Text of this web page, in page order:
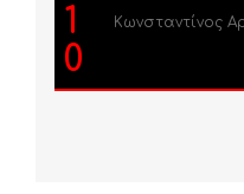
1
0
Κωνσταντίνος